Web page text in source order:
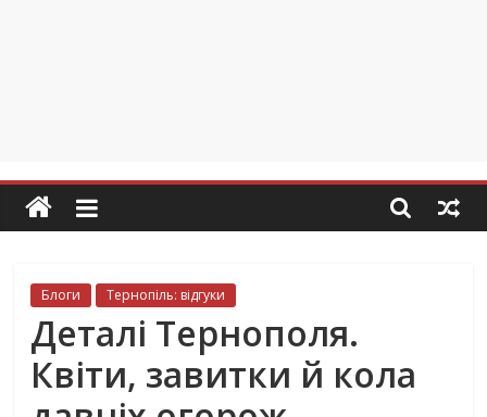
Блоги Тернопіль: відгуки
Деталі Тернополя.
Квіти, завитки й кола